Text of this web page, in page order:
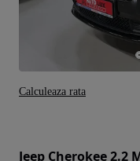
Calculeaza rata